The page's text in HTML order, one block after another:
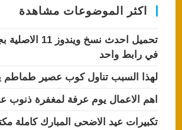
o
k
p
اكثر الموضوعات مشاهدة
تحميل احدث نسخ
في رابط واحد
لهذا السبب تناول كوب عصير طماطم
اهم الاعمال يوم عرفة لمغفرة ذنوب
تكبيرات عيد الاضحى المبارك كاملة